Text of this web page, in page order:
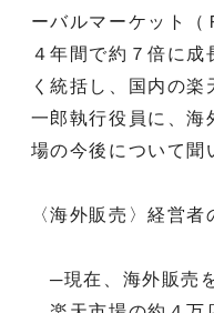
ーバルマーケット（
４年間で約７倍に成
く統括し、国内の
一郎執行役員に、海
場の今後について聞
〈海外販売〉経営
─現在、海外販売